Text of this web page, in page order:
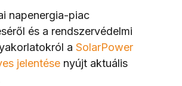
napenergia-piac
és a rendszervédelmi
a SolarPower
jelentése nyújt aktuális